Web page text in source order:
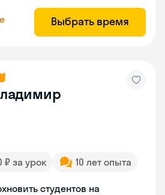
Выбрать время
₽ за урок 10 лет опыта
студентов на